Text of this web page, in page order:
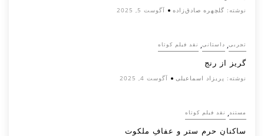
نوشته: گلچهره صادق‌زاده آگوست 5, 2025
تجربی, داستانی, نقد فیلم کوتاه
گریز از رنج
نوشته: پریزاد اسماعیلی آگوست 4, 2025
مستند, نقد فیلم کوتاه
ساکنانِ حرمِ ستر و عفافِ ملکوت